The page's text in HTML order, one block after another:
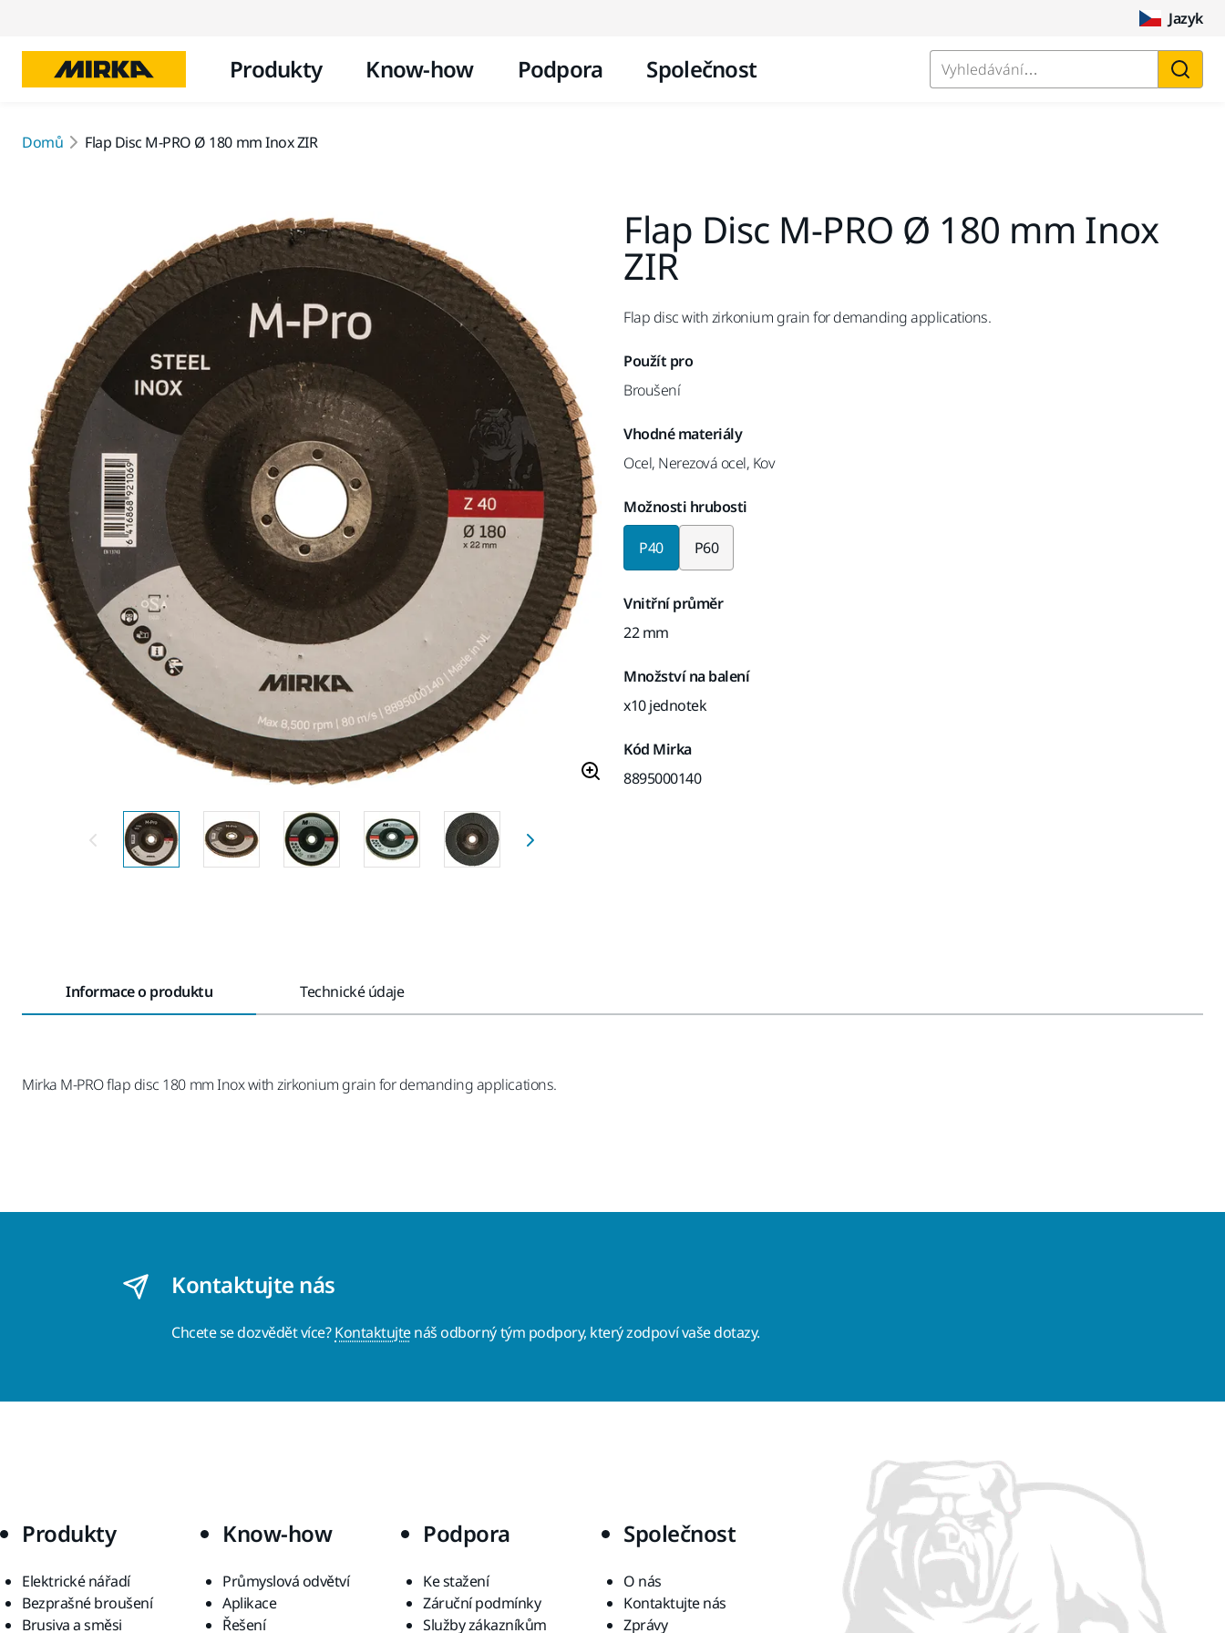
Jazyk
Produkty Know-how Podpora Společnost Vyhledávání…
Domů Flap Disc M-PRO Ø 180 mm Inox ZIR
Flap Disc M-PRO Ø 180 mm Inox
ZIR
Flap disc with zirkonium grain for demanding applications.
Použít pro
Broušení
Vhodné materiály
Ocel, Nerezová ocel, Kov
Možnosti hrubosti
P40 P60
Vnitřní průměr
22 mm
Množství na balení
x10 jednotek
Kód Mirka
8895000140
Informace o produktu Technické údaje
Mirka M-PRO flap disc 180 mm Inox with zirkonium grain for demanding applications.
Kontaktujte nás
Chcete se dozvědět více?Kontaktujtenáš odborný tým podpory, který zodpoví vaše dotazy.
Produkty
Elektrické nářadí
Bezprašné broušení
Brusiva a směsi
Know-how
Průmyslová odvětví
Aplikace
Řešení
Podpora
Ke stažení
Záruční podmínky
Služby zákazníkům
Společnost
O nás
Kontaktujte nás
Zprávy